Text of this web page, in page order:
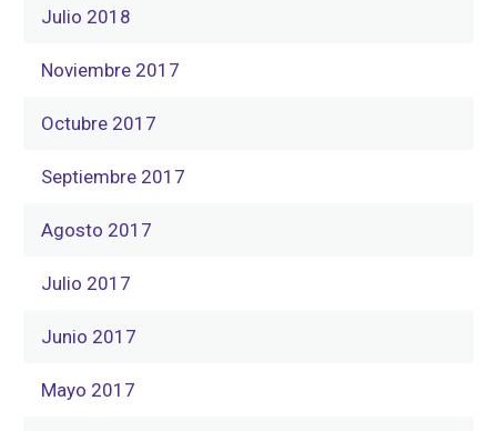
Julio 2018
Noviembre 2017
Octubre 2017
Septiembre 2017
Agosto 2017
Julio 2017
Junio 2017
Mayo 2017